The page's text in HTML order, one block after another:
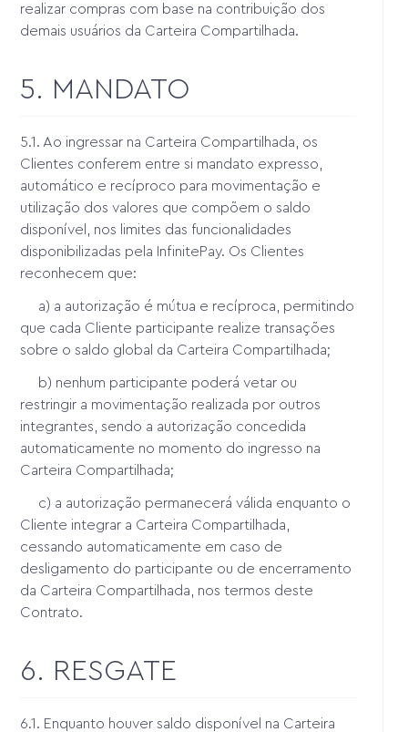
realizar compras com base na contribuição dos
demais usuários da Carteira Compartilhada.
5. MANDATO
5.1. Ao ingressar na Carteira Compartilhada, os
Clientes conferem entre si mandato expresso,
automático e recíproco para movimentação e
utilização dos valores que compõem o saldo
disponível, nos limites das funcionalidades
disponibilizadas pela InfinitePay. Os Clientes
reconhecem que:
a) a autorização é mútua e recíproca, permitindo
que cada Cliente participante realize transações
sobre o saldo global da Carteira Compartilhada;
b) nenhum participante poderá vetar ou
restringir a movimentação realizada por outros
integrantes, sendo a autorização concedida
automaticamente no momento do ingresso na
Carteira Compartilhada;
c) a autorização permanecerá válida enquanto o
Cliente integrar a Carteira Compartilhada,
cessando automaticamente em caso de
desligamento do participante ou de encerramento
da Carteira Compartilhada, nos termos deste
Contrato.
6. RESGATE
6.1. Enquanto houver saldo disponível na Carteira